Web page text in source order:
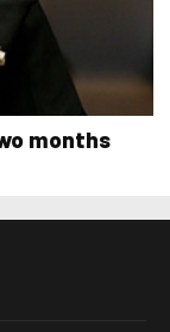
months